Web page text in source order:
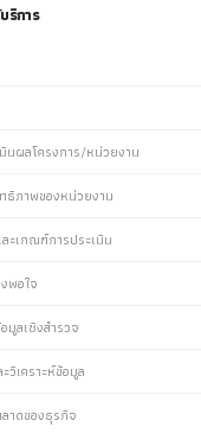
ริการ
นผลโครงการ/หน่วยงาน
ธิภาพของหน่วยงาน
ะเกณฑ์การประเมิน
พอใจ
มูลเชิงสำรวจ
วิเคราะห์ข้อมูล
าดของธุรกิจ